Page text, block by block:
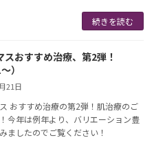
続きを読む
スおすすめ治療、第2弾！
）
21日
おすすめ治療の第2弾！肌治療のご
今年は例年より、バリエーション豊
ましたのでご覧ください！